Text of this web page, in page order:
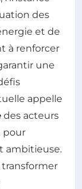
des
et de
à renforcer
une
appelle
des acteurs
pour
ambitieuse.
transformer